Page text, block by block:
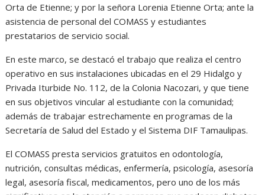
Orta de Etienne; y por la señora Lorenia Etienne Orta; ante la
asistencia de personal del COMASS y estudiantes
prestatarios de servicio social.
En este marco, se destacó el trabajo que realiza el centro
operativo en sus instalaciones ubicadas en el 29 Hidalgo y
Privada Iturbide No. 112, de la Colonia Nacozari, y que tiene
en sus objetivos vincular al estudiante con la comunidad;
además de trabajar estrechamente en programas de la
Secretaría de Salud del Estado y el Sistema DIF Tamaulipas.
El COMASS presta servicios gratuitos en odontología,
nutrición, consultas médicas, enfermería, psicología, asesoría
legal, asesoría fiscal, medicamentos, pero uno de los más